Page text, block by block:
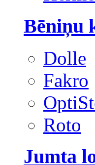
Bēniņu
Dolle
Fakro
Roto
Jumta